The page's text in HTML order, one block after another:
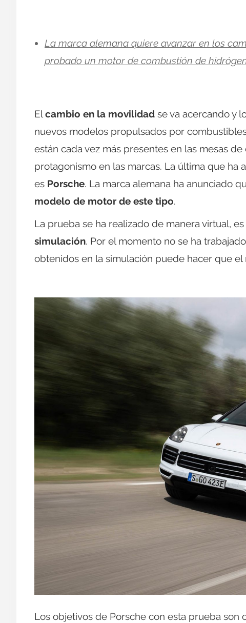
La marca alemana quiere avanzar en los
probado un motor de combustión de
Elcambio en la movilidad se va acercando y
nuevos modelos propulsados por
están cada vez más presentes en las mesas
protagonismo en las marcas. La última que ha
es Porsche. La marca alemana ha anunciado
modelo de motor de este tipo.
La prueba se ha realizado de manera virtual,
simulación. Por el momento no se ha
obtenidos en la simulación puede hacer que
Los objetivos de Porsche con esta prueba son